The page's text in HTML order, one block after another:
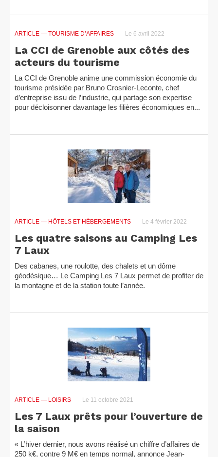
ARTICLE — TOURISME D’AFFAIRES Le 6 avril 2022
La CCI de Grenoble aux côtés des
acteurs du tourisme
La CCI de Grenoble anime une commission économie du
tourisme présidée par Bruno Crosnier-Leconte, chef
d’entreprise issu de l’industrie, qui partage son expertise
pour décloisonner davantage les filières économiques en...
ARTICLE — HÔTELS ET HÉBERGEMENTS Le 4 février 2022
Les quatre saisons au Camping Les
7 Laux
Des cabanes, une roulotte, des chalets et un dôme
géodésique… Le Camping Les 7 Laux permet de profiter de
la montagne et de la station toute l’année.
ARTICLE — LOISIRS Le 11 octobre 2021
Les 7 Laux prêts pour l’ouverture de
la saison
« L’hiver dernier, nous avons réalisé un chiffre d’affaires de
250 k€, contre 9 M€ en temps normal, annonce Jean-